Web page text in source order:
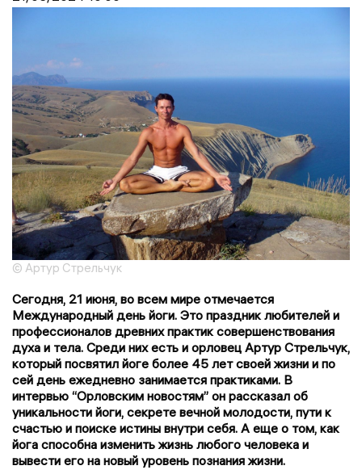
© Артур Стрельчук
Сегодня, 21 июня, во всем мире отмечается
Международный день йоги. Это праздник любителей и
профессионалов древних практик совершенствования
духа и тела. Среди них есть и орловец Артур Стрельчук,
который посвятил йоге более 45 лет своей жизни и по
сей день ежедневно занимается практиками. В
интервью “Орловским новостям” он рассказал об
уникальности йоги, секрете вечной молодости, пути к
счастью и поиске истины внутри себя. А еще о том, как
йога способна изменить жизнь любого человека и
вывести его на новый уровень познания жизни.